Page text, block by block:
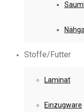
Stoffe/Futter
Laminat
Einzugware